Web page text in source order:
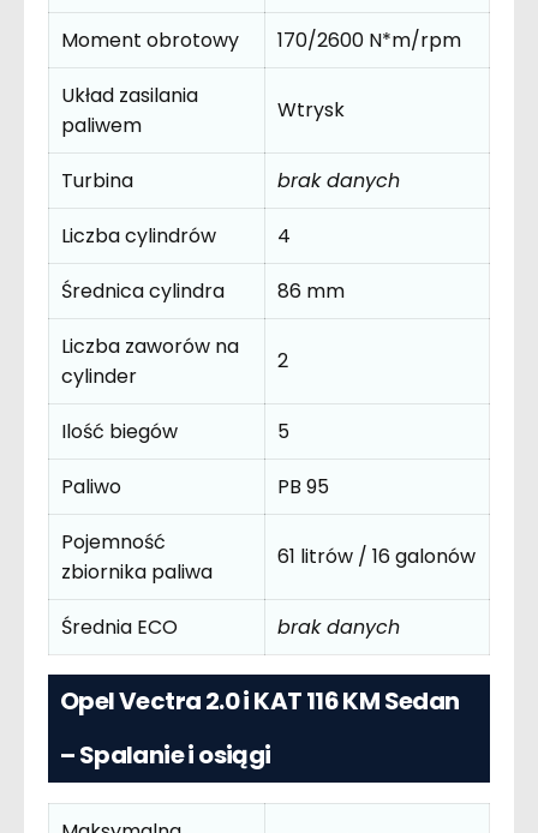
Moment obrotowy
170/2600 N*m/rpm
Układ zasilania
paliwem
Wtrysk
Turbina
brak danych
Liczba cylindrów
4
Średnica cylindra
86 mm
Liczba zaworów na
cylinder
2
Ilość biegów
5
Paliwo
PB 95
Pojemność
zbiornika paliwa
61 litrów / 16 galonów
Średnia ECO brak danych
Opel Vectra 2.0 i KAT 116 KM Sedan
– Spalanie i osiągi